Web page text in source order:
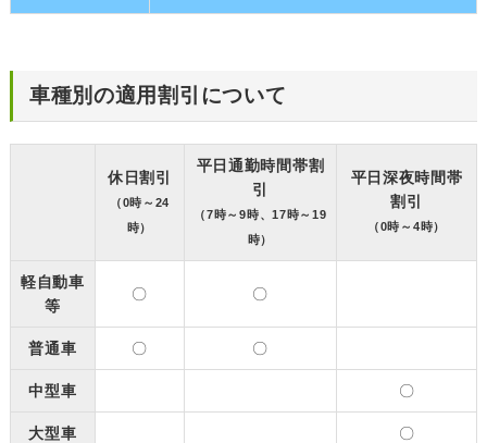
車種別の適用割引について
休日割引
（0時～24
時）
平日通勤時間帯割
引
（7時～9時、17時～19
時）
平日深夜時間帯
割引
（0時～4時）
軽自動車
等
〇 〇
普通車 〇 〇
中型車 〇
大型車 〇